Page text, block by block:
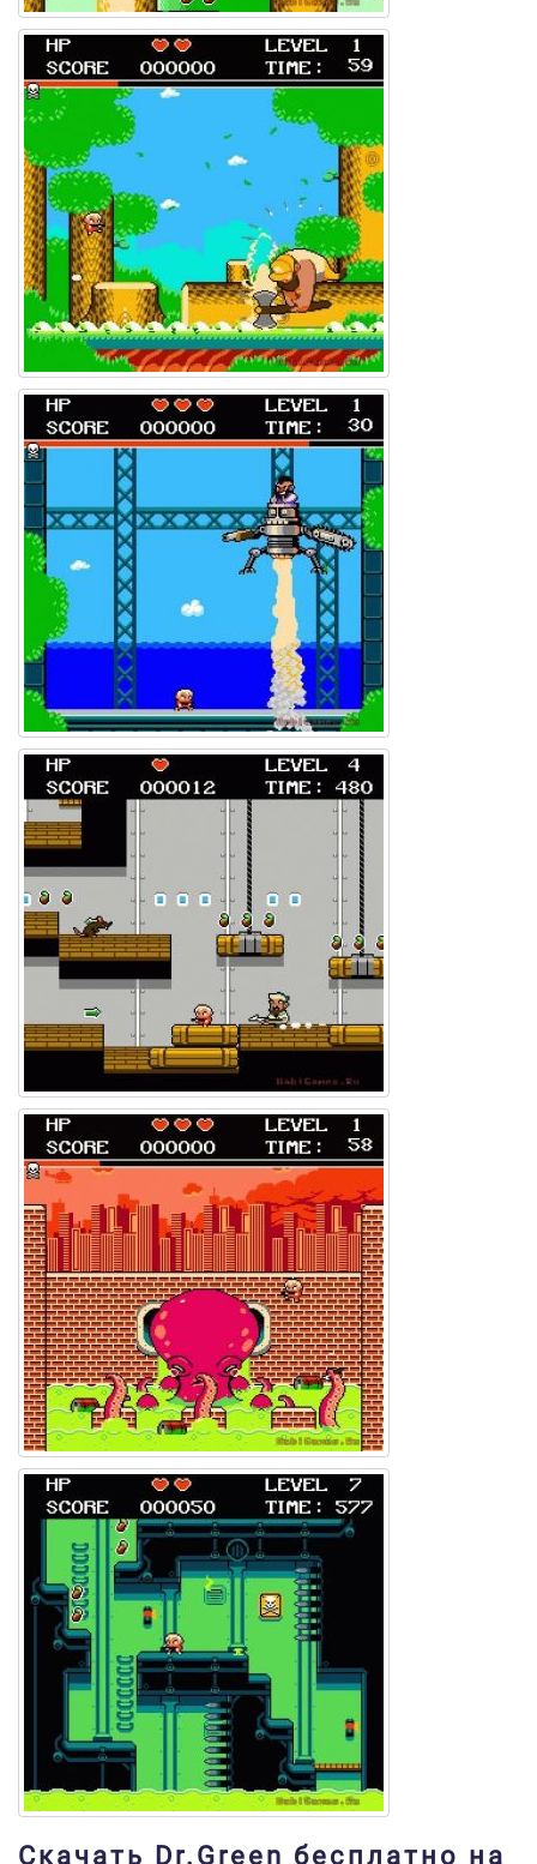
Скачать Dr.Green бесплатно на